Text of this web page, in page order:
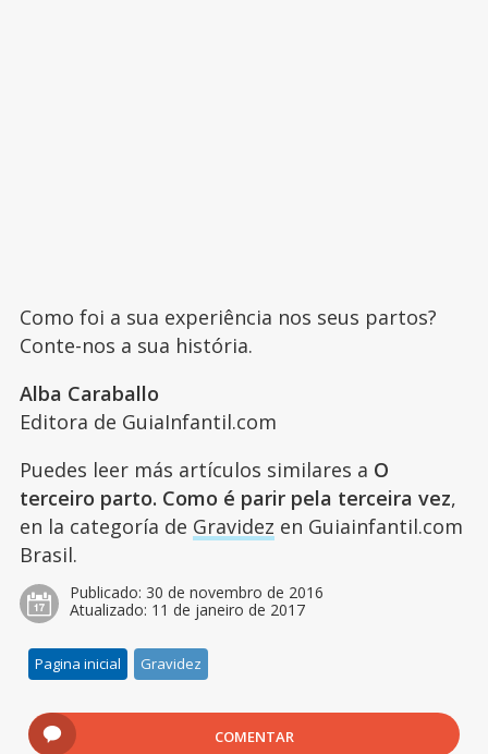
Como foi a sua experiência nos seus partos?
Conte-nos a sua história.
Alba Caraballo
Editora de GuiaInfantil.com
Puedes leer más artículos similares a O
terceiro parto. Como é parir pela terceira vez,
en la categoría de Gravidez en Guiainfantil.com
Brasil.
Publicado: 30 de novembro de 2016
Atualizado: 11 de janeiro de 2017
Pagina inicial Gravidez
COMENTAR